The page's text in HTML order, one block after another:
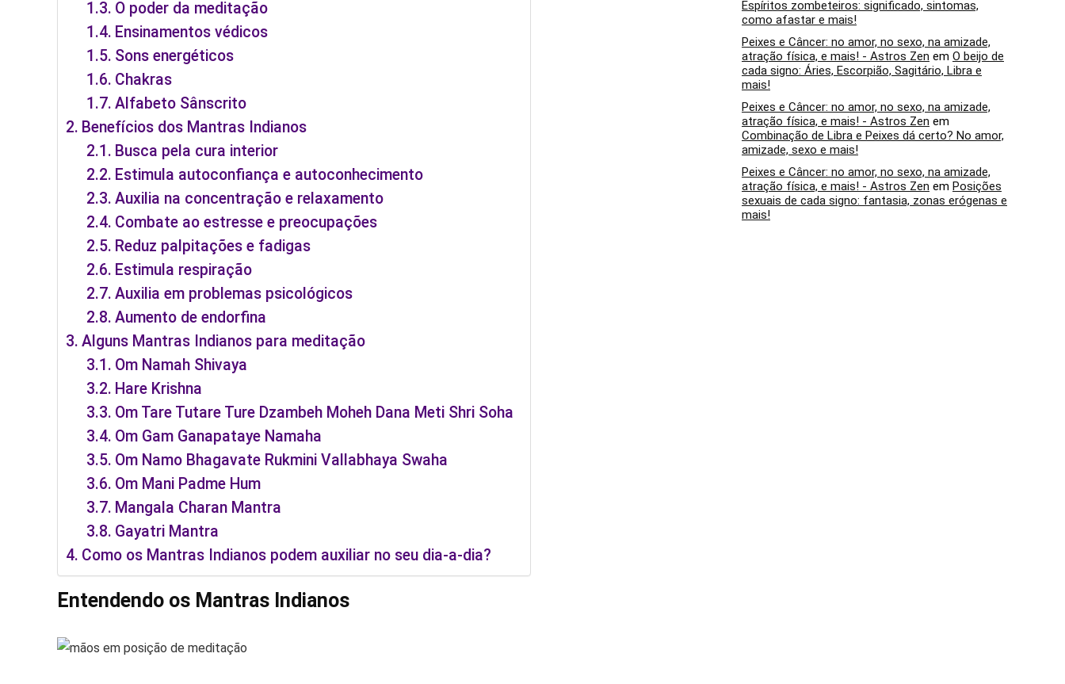
O poder da meditação
Ensinamentos védicos
Sons energéticos
Chakras
Alfabeto Sânscrito
Benefícios dos Mantras Indianos
Busca pela cura interior
Estimula autoconfiança e autoconhecimento
Auxilia na concentração e relaxamento
Combate ao estresse e preocupações
Reduz palpitações e fadigas
Estimula respiração
Auxilia em problemas psicológicos
Aumento de endorfina
Alguns Mantras Indianos para meditação
Om Namah Shivaya
Hare Krishna
Om Tare Tutare Ture Dzambeh Moheh Dana Meti Shri Soha
Om Gam Ganapataye Namaha
Om Namo Bhagavate Rukmini Vallabhaya Swaha
Om Mani Padme Hum
Mangala Charan Mantra
Gayatri Mantra
Como os Mantras Indianos podem auxiliar no seu dia-a-dia?
Entendendo os Mantras Indianos
Espíritos zombeteiros: significado, sintomas,
como afastar e mais!
Peixes e Câncer: no amor, no sexo, na amizade,
atração física, e mais! - Astros Zen em O beijo de
cada signo: Áries, Escorpião, Sagitário, Libra e
mais!
Peixes e Câncer: no amor, no sexo, na amizade,
atração física, e mais! - Astros Zen em
Combinação de Libra e Peixes dá certo? No amor,
amizade, sexo e mais!
Peixes e Câncer: no amor, no sexo, na amizade,
atração física, e mais! - Astros Zen em Posições
sexuais de cada signo: fantasia, zonas erógenas e
mais!